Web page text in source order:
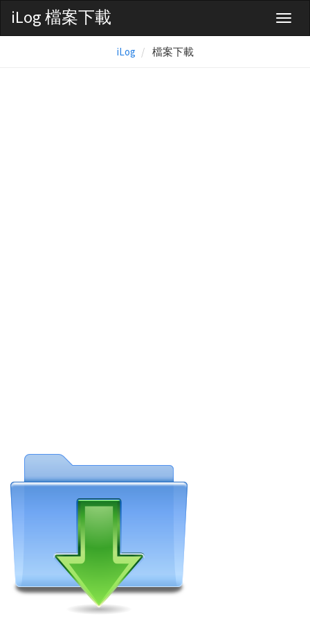
iLog 檔案下載
iLog 檔案下載